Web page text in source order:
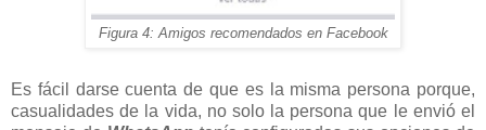
Figura 4: Amigos recomendados en Facebook
Es fácil darse cuenta de que es la misma persona porque,
casualidades de la vida, no solo la persona que le envió el